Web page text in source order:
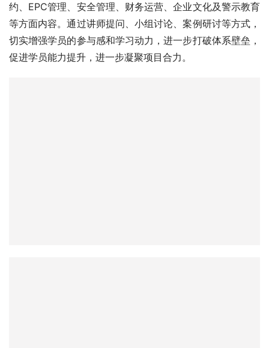
约、EPC管理、安全管理、财务运营、企业文化及警示教育
等方面内容。通过讲师提问、小组讨论、案例研讨等方式，
切实增强学员的参与感和学习动力，进一步打破体系壁垒，
促进学员能力提升，进一步凝聚项目合力。